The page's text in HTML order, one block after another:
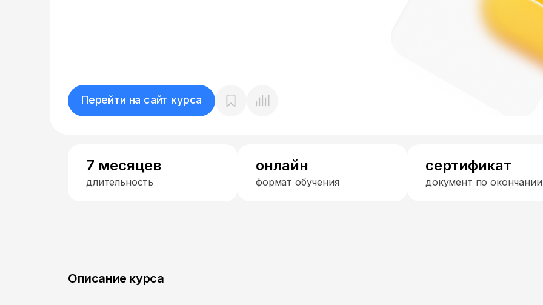
Перейти на сайт курса
7 месяцев
длительность
онлайн
формат обучения
сертификат
документ по окончании
Описание курса